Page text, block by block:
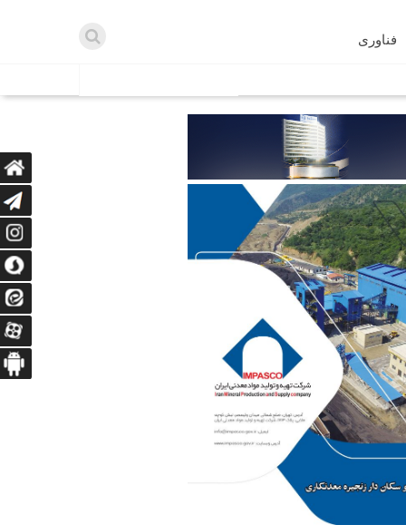
فناوری
دریافت می‌کنند